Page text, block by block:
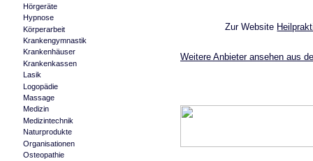
Hörgeräte
Hypnose
Körperarbeit
Krankengymnastik
Krankenhäuser
Krankenkassen
Lasik
Logopädie
Massage
Medizin
Medizintechnik
Naturprodukte
Organisationen
Osteopathie
Zur Website
Weitere Anbieter ansehen aus